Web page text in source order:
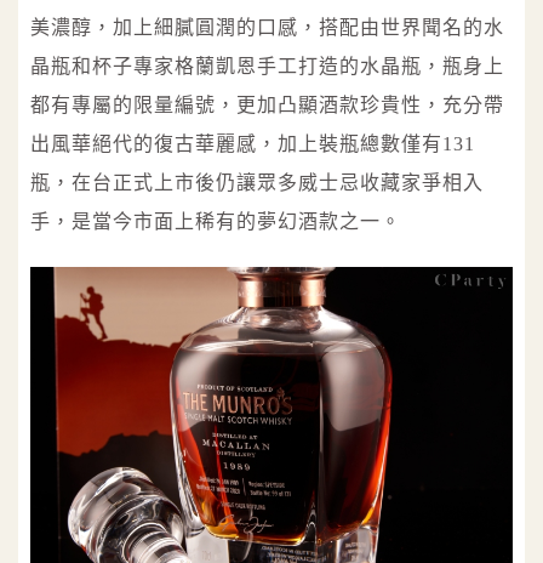
美濃醇，加上細膩圓潤的口感，搭配由世界聞名的水
晶瓶和杯子專家格蘭凱恩手工打造的水晶瓶，瓶身上
都有專屬的限量編號，更加凸顯酒款珍貴性，充分帶
出風華絕代的復古華麗感，加上裝瓶總數僅有131
瓶，在台正式上市後仍讓眾多威士忌收藏家爭相入
手，是當今市面上稀有的夢幻酒款之一。